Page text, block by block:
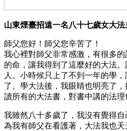
山東煙臺招遠一名八十七歲女大法
師父您好！師父您辛苦了！
我心裡對師父非常感激，有很多
的命，讓我得到了這麼好的大法
人。小時候只上了不到一年的學
了。學大法後，我眼睛也明亮了
讀所有的大法書，對書中講的法理
我雖然八十多歲了，我沒有覺得
為我有師父在看護著，大法我也天